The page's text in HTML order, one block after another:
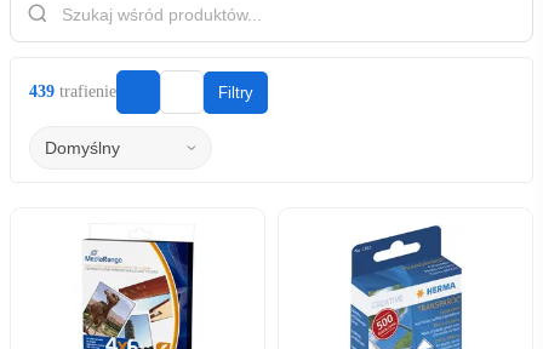
439 trafienie Filtry